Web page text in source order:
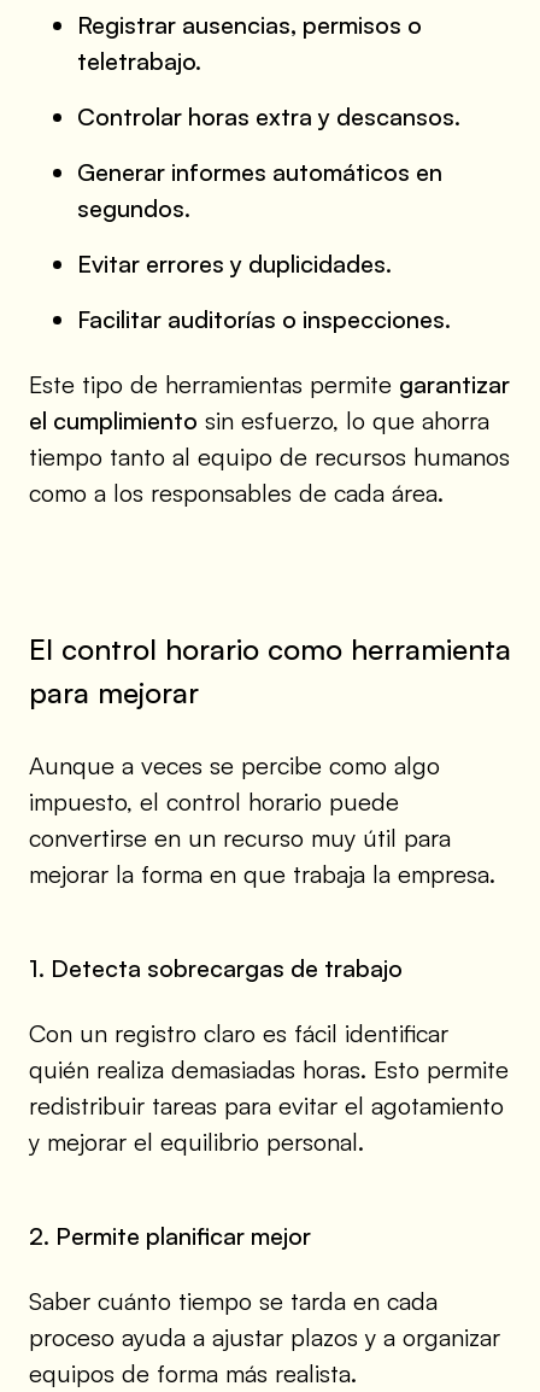
Registrar ausencias, permisos o
teletrabajo.
Controlar horas extra y descansos.
Generar informes automáticos en
segundos.
Evitar errores y duplicidades.
Facilitar auditorías o inspecciones.
Este tipo de herramientas permite garantizar
el cumplimiento sin esfuerzo, lo que ahorra
tiempo tanto al equipo de recursos humanos
como a los responsables de cada área.
El control horario como herramienta
para mejorar
Aunque a veces se percibe como algo
impuesto, el control horario puede
convertirse en un recurso muy útil para
mejorar la forma en que trabaja la empresa.
1. Detecta sobrecargas de trabajo
Con un registro claro es fácil identificar
quién realiza demasiadas horas. Esto permite
redistribuir tareas para evitar el agotamiento
y mejorar el equilibrio personal.
2. Permite planificar mejor
Saber cuánto tiempo se tarda en cada
proceso ayuda a ajustar plazos y a organizar
equipos de forma más realista.